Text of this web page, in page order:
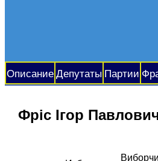
Описание Депутаты Партии
Фріс Ігор